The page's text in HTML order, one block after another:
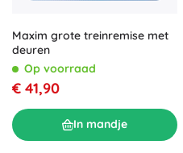
Maxim grote treinremise met
deuren
Op voorraad
€ 41,90
In mandje